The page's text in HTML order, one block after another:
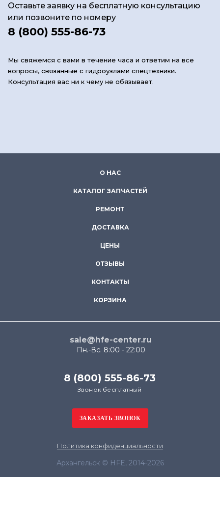
Оставьте заявку на бесплатную консультацию
или позвоните по номеру
8 (800) 555-86-73
Мы свяжемся с вами в течение часа и ответим на все
вопросы, связанные с гидроузлами спецтехники.
Консультация вас ни к чему не обязывает.
О НАС
КАТАЛОГ ЗАПЧАСТЕЙ
РЕМОНТ
ДОСТАВКА
ЦЕНЫ
ОТЗЫВЫ
КОНТАКТЫ
КОРЗИНА
sale@hfe-center.ru
Пн.-Вс. 8:00 - 22:00
8 (800) 555-86-73
Звонок бесплатный
Политика конфиденциальности
Архангельск © HFE, 2014-2026